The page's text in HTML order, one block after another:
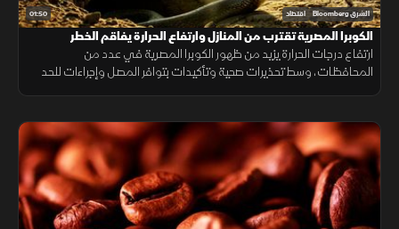
01:50 الشرق Bloomberg اقتصاد
الكوبرا المصرية تقترب من المنازل وارتفاع الحرارة يفاقم الخطر
ارتفاع درجات الحرارة يزيد من ظهور الكوبرا المصرية في عدد من
المحافظات، وسط تحذيرات صحية وتأكيدات بتوافر المصل وإجراءات للحد